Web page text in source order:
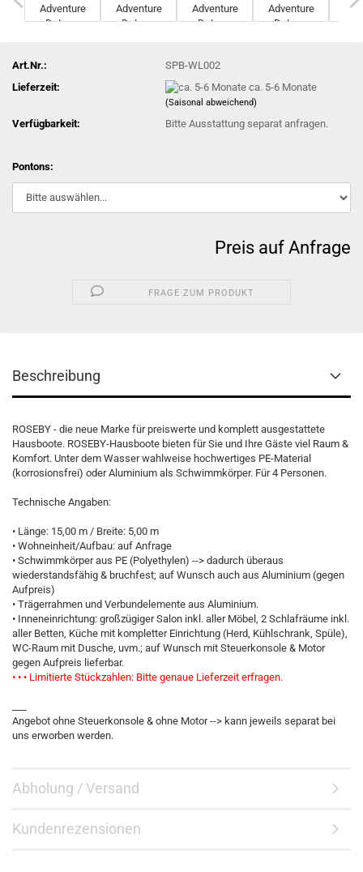
Art.Nr.:
SPB-WL002
Lieferzeit:
ca. 5-6 Monate
(Saisonal abweichend)
Verfügbarkeit: Bitte Ausstattung separat anfragen.
Pontons:
Preis auf Anfrage
FRAGE ZUM PRODUKT
Beschreibung
ROSEBY - die neue Marke für preiswerte und komplett ausgestattete
Hausboote. ROSEBY-Hausboote bieten für Sie und Ihre Gäste viel Raum &
Komfort. Unter dem Wasser wahlweise hochwertiges PE-Material
(korrosionsfrei) oder Aluminium als Schwimmkörper. Für 4 Personen.
Technische Angaben:
• Länge: 15,00 m / Breite: 5,00 m
• Wohneinheit/Aufbau: auf Anfrage
• Schwimmkörper aus PE (Polyethylen) --> dadurch überaus
wiederstandsfähig & bruchfest; auf Wunsch auch aus Aluminium (gegen
Aufpreis)
• Trägerrahmen und Verbundelemente aus Aluminium.
• Inneneinrichtung: großzügiger Salon inkl. aller Möbel, 2 Schlafräume inkl.
aller Betten, Küche mit kompletter Einrichtung (Herd, Kühlschrank, Spüle),
WC-Raum mit Dusche, uvm.; auf Wunsch mit Steuerkonsole & Motor
gegen Aufpreis lieferbar.
• • • Limitierte Stückzahlen: Bitte genaue Lieferzeit erfragen.
Angebot ohne Steuerkonsole & ohne Motor --> kann jeweils separat bei
uns erworben werden.
Abholung / Versand
Kundenrezensionen